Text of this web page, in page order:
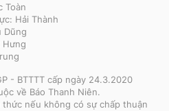
Toàn
Hải Thành
Dũng
Hưng
- BTTTT cấp ngày 24.3.2020
về Báo Thanh Niên.
thức nếu không có sự chấp thuận